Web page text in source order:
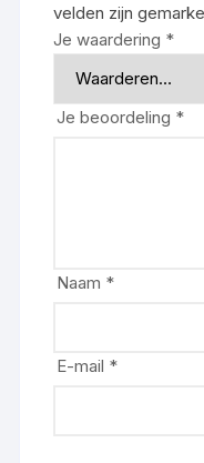
velden zijn
Je waardering *
Je beoordeling *
Naam *
E-mail *